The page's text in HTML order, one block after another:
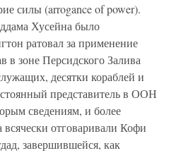
силы (arrogance of power).
Хусейна было
ратовал за применение
в зоне Персидского Залива
десятки кораблей и
представитель в ООН
сведениям, и более
отговаривали Кофи
завершившейся, как